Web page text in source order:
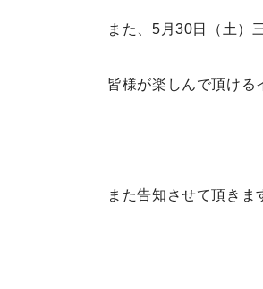
また、5月30日（土）
皆様が楽しんで頂ける
また告知させて頂きま